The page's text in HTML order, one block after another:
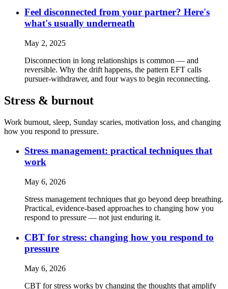
Feel disconnected from your partner? Here's
what's usually underneath
May 2, 2025
Disconnection in long relationships is common — and
reversible. Why the drift happens, the pattern EFT calls
pursuer-withdrawer, and four ways to begin reconnecting.
Stress & burnout
Work burnout, sleep, Sunday scaries, motivation loss, and changing
how you respond to pressure.
Stress management: practical techniques that
work
May 6, 2026
Stress management techniques that go beyond deep breathing.
Practical, evidence-based approaches to changing how you
respond to pressure — not just enduring it.
CBT for stress: changing how you respond to
pressure
May 6, 2026
CBT for stress works by changing the thoughts that amplify